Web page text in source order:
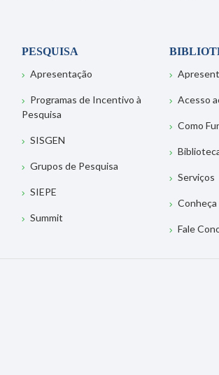
PESQUISA
Apresentação
Programas de Incentivo à
Pesquisa
SISGEN
Grupos de Pesquisa
SIEPE
Summit
Acesso
Como
Serviços
Fale